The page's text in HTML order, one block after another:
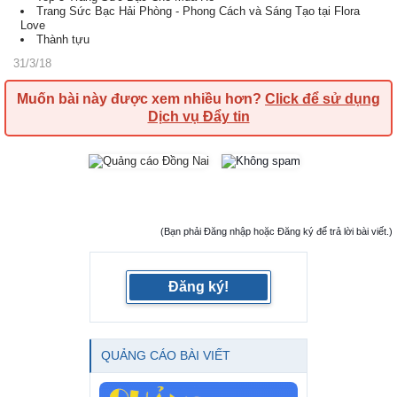
Trang Sức Bạc Hải Phòng - Phong Cách và Sáng Tạo tại Flora
Love
Thành tựu
31/3/18
Muốn bài này được xem nhiều hơn? Click để sử dụng
Dịch vụ Đẩy tin
(Bạn phải Đăng nhập hoặc Đăng ký để trả lời bài viết.)
Đăng ký!
QUẢNG CÁO BÀI VIẾT